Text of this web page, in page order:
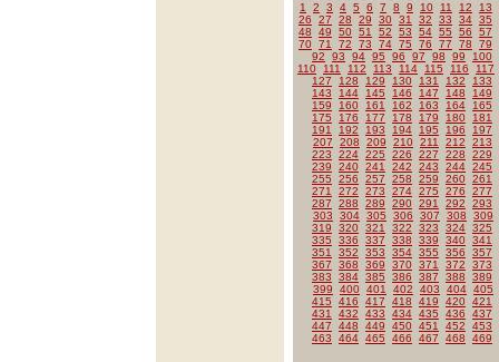
1 2 3 4 5 6 7 8 9 10 11 12
13
26
27 28 29 30 31 32 33 34 35
48
49 50 51 52 53 54 55 56
57
70 71 72 73 74 75 76 77 78
79
92
93 94 95 96 97 98 99
100
110
111 112 113 114 115 116
117
127
128 129 130 131 132
133
143
144 145 146 147 148
149
159
160 161 162 163 164
165
175
176 177 178 179 180
181
191
192 193 194 195 196
197
207
208 209 210 211 212
213
223
224 225 226 227 228
229
239
240 241 242 243 244 245
255
256 257 258 259 260 261
271
272 273 274 275 276
277
287
288 289 290 291 292
293
303
304 305 306 307 308
309
319
320 321 322 323 324 325
335
336 337 338 339 340 341
351
352 353 354 355 356
357
367
368 369 370 371 372
373
383
384 385 386 387 388
389
399
400 401 402 403 404 405
415
416 417 418 419 420 421
431
432 433 434 435 436
437
447
448 449 450 451 452
453
463
464 465 466 467 468 469